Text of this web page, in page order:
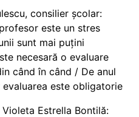
consilier școlar:
este un stres
sunt mai puțini
necesară o evaluare
când în când / De anul
este obligatorie
Estrella Bontilă: